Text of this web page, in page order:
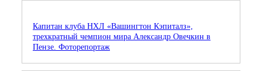
Капитан клуба НХЛ «Вашингтон Кэпиталз»,
трехкратный чемпион мира Александр Овечкин в
Пензе. Фоторепортаж